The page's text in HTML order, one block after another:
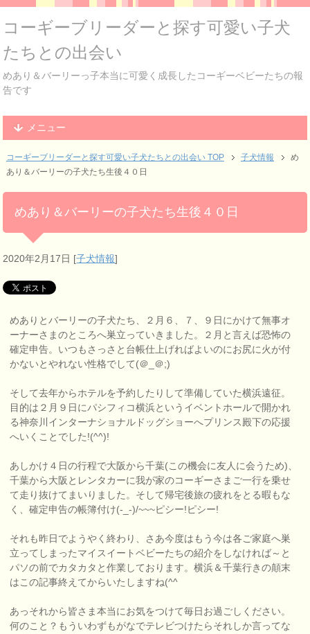
コーギーブリーダーと探す可愛い子犬
たちとの出会い
めあり＆バーリーっ子本当に可愛く成長したコーギーベビーたちの報
告です
メニュー
コーギーブリーダーと探す可愛い子犬たちとの出会い TOP 子犬情報
め
あり＆バーリーの子犬たち生後４０日
めあり＆バーリーの子犬たち生後４０日
2020年2月17日 [子犬情報]
めありとバーリーの子犬たち、２月６、７、９日にかけて無事オ
ーナーさまのところへ巣立っていきました。２月と言えば恐怖の
確定申告。いつもさっさと台帳仕上げればよいのにお尻に火が付
かないとやれない性格でして(＠_＠;)
そして去年からホテルを予約したりして準備していた横浜遠征。
目的は２月９日にパシフィコ横浜というイベントホールで開かれ
る神奈川インターナショナルドッグショーへプリンス殿下の応援
へいくことでした!(^^)!
あしかけ４日の行程で大阪から千葉(この機会に友人に会うため)、
千葉から大阪とレンタカーに我が家のコーギーさまご一行を乗せ
て走り抜けてまいりました。そして帰宅後旅の疲れをとる暇もな
く、確定申告の帳簿付け(-_-)/~~~ピシー!ピシー!
それも昨日でようやく終わり、さあ今度はもう今は各ご家庭へ巣
立ってしまったマイスイートベビーたちの紹介をしなければ～と
パソの前でカタカタと作業しております。横浜＆千葉行きの顛末
はこの記事終えてからいたしますね(^^ゞ
あっそれから皆さま本当にお気をつけて毎日お過ごしください。
何のこと？もういわずもがなでテレビつけたらそれしか言ってな